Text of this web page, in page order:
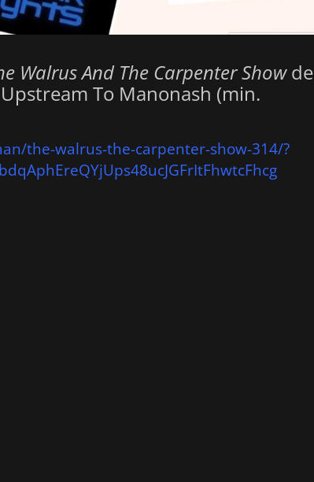
Walrus And The Carpenter Showde
To Manonash (min.
the-walrus-the-carpenter-show-314/?